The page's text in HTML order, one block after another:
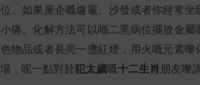
。如果屋企嘅爐竈、沙發或者你經常
痛。化解方法可以喺二黑病位擺放金屬
物品或者長亮一盞紅燈，用火嘅元素嚟
，呢一點對於犯太歲嘅十二生肖朋友嚟